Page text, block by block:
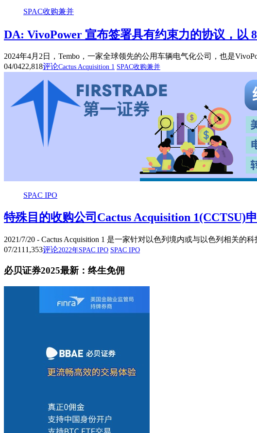
SPAC收购兼并
DA: VivoPower 宣布签署具有约束力的协议，以
2024年4月2日，Tembo，一家全球领先的公用车辆电气化公司，也是
04/0422,818评论Cactus Acquisition 1 SPAC收购兼并
SPAC IPO
特殊目的收购公司Cactus Acquisition 1(CCTSU)
2021/7/20 - Cactus Acquisition 1 是一家针对以色列境内或与以色列相关
07/21 11,353评论2022年SPAC IPO SPAC IPO
必贝证券2025最新：终生免佣